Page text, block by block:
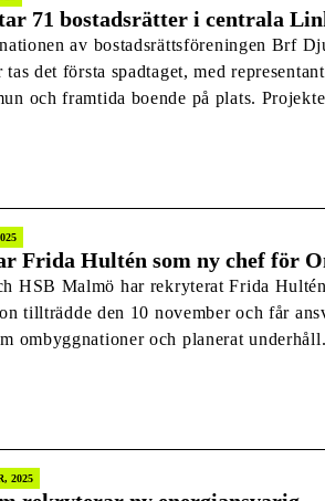
71 bostadsrätter i centrala
av bostadsrättsföreningen Brf
tas det första spadtaget, med
och framtida boende på plats.
Frida Hultén som ny chef för
HSB Malmö har rekryterat Frida
tillträdde den 10 november och får
ombyggnationer och planerat
2025